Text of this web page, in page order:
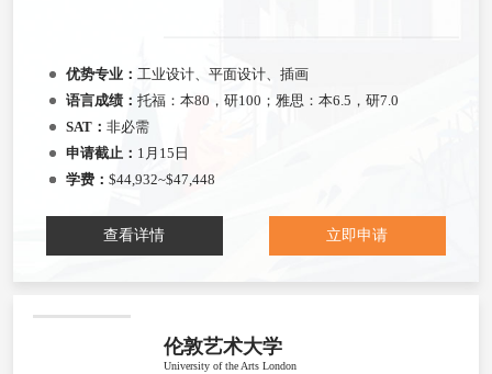
优势专业： 工业设计、平面设计、插画
语言成绩： 托福：本80，研100；雅思：本6.5，研7.0
SAT： 非必需
申请截止： 1月15日
学费： $44,932~$47,448
查看详情 立即申请
伦敦艺术大学
University of the Arts London